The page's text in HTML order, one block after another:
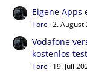
Eigene Apps
Torc 2. August
Vodafone
kostenlos
Torc 19. Juli